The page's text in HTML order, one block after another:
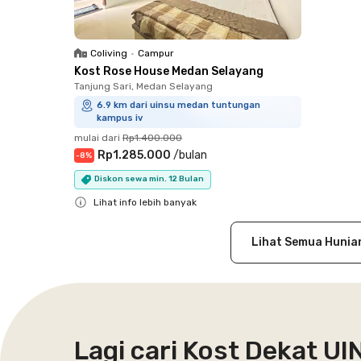
Coliving • Campur
Kost Rose House Medan Selayang
Tanjung Sari, Medan Selayang
6.9 km dari uinsu medan tuntungan
kampus iv
mulai dari Rp1.400.000
-8% Rp1.285.000 /bulan
Diskon sewa min. 12 Bulan
Lihat info lebih banyak
Lihat Semua
Lagi cari Kost Dekat